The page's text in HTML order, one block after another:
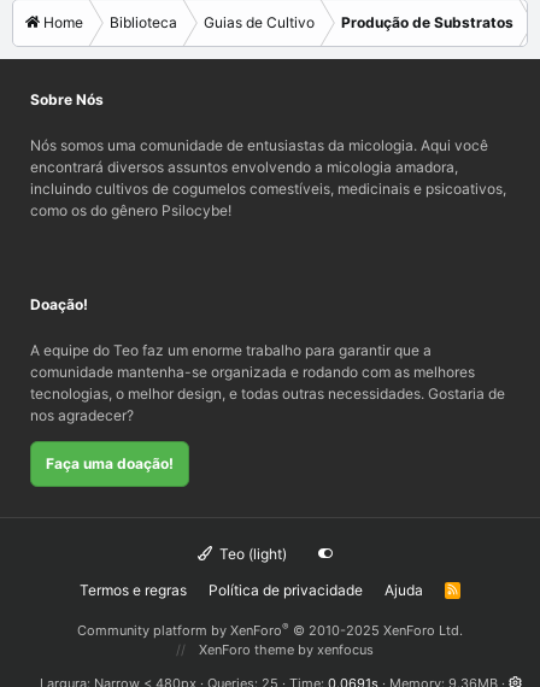
Home Biblioteca Guias de Cultivo Produção de Substratos
Sobre Nós
Nós somos uma comunidade de entusiastas da micologia. Aqui você
encontrará diversos assuntos envolvendo a micologia amadora,
incluindo cultivos de cogumelos comestíveis, medicinais e psicoativos,
como os do gênero Psilocybe!
Doação!
A equipe do Teo faz um enorme trabalho para garantir que a
comunidade mantenha-se organizada e rodando com as melhores
tecnologias, o melhor design, e todas outras necessidades. Gostaria de
nos agradecer?
Faça uma doação!
Teo (light)
Termos e regras
Política de privacidade Ajuda
R
Community platform by XenForo® © 2010-2025 XenForo Ltd.
XenForo theme by xenfocus
Largura
Queries 25 Time 0.0691s Memory 9.36MB